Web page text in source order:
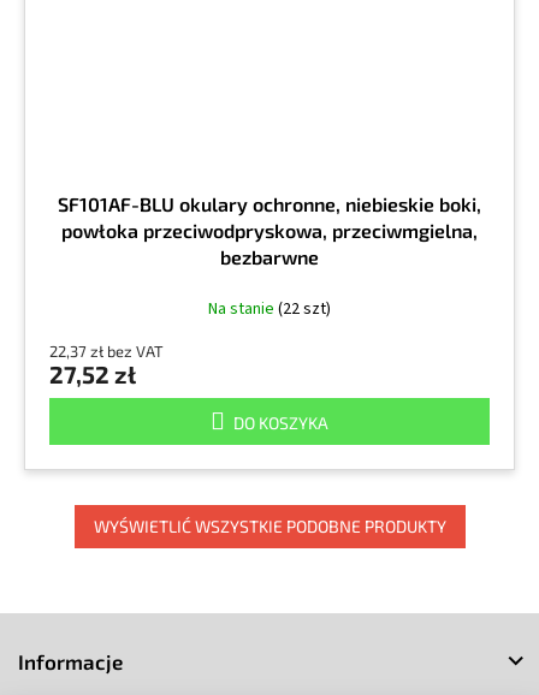
SF101AF-BLU okulary ochronne, niebieskie boki,
powłoka przeciwodpryskowa, przeciwmgielna,
bezbarwne
Na stanie (22 szt)
22,37 zł bez VAT
27,52 zł
DO KOSZYKA
WYŚWIETLIĆ WSZYSTKIE PODOBNE PRODUKTY
Informacje